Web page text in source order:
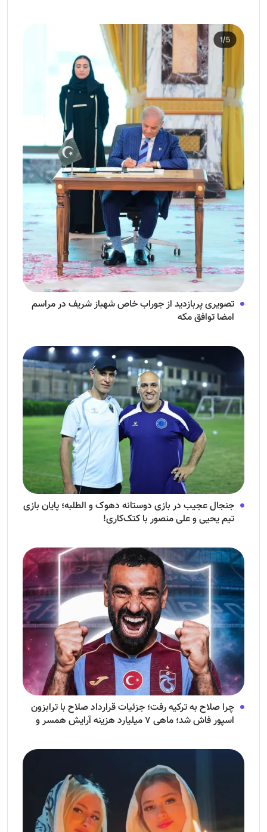
تصویری پربازدید از جوراب‌ خاص شهباز شریف در مراسم
امضا توافق‌ مکه
جنجال عجیب در بازی دوستانه دهوک و الطلبه؛ پایان بازی
تیم یحیی و علی منصور با کتک‌کاری!
چرا صلاح به ترکیه رفت؛ جزئیات قرارداد صلاح با ترابزون
اسپور فاش شد؛ ماهی ۷ میلیارد هزینه آرایش همسر و